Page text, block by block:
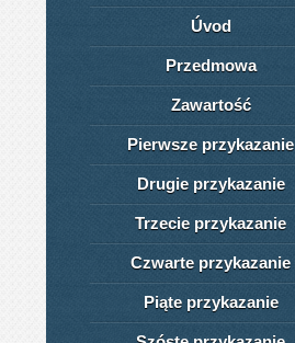
Úvod
Przedmowa
Zawartość
Pierwsze przykazanie
Drugie przykazanie
Trzecie przykazanie
Czwarte przykazanie
Piąte przykazanie